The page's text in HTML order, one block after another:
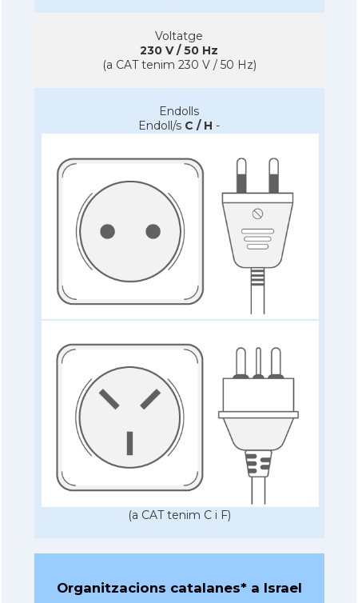
Voltatge
230 V / 50 Hz
(a CAT tenim 230 V / 50 Hz)
Endolls
Endoll/s C / H -
(a CAT tenim C i F)
Organitzacions catalanes* a Israel